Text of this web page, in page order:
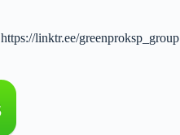
https://linktr.ee/greenproksp_group